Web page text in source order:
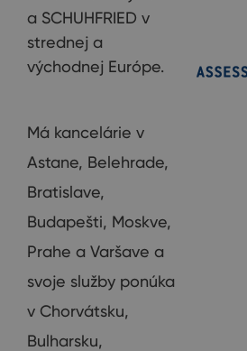
a SCHUHFRIED v
strednej a
východnej Európe.
Má kancelárie v
Astane, Belehrade,
Bratislave,
Budapešti, Moskve,
Prahe a Varšave a
svoje služby ponúka
v Chorvátsku,
Bulharsku,